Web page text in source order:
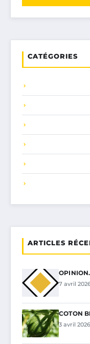
CATÉGORIES
ARTICLES
7 avril
COTON
3 avril 2026